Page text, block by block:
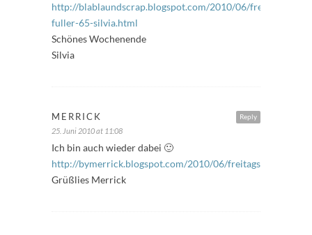
http://blablaundscrap.blogspot.com/2010/06/freitags-
fuller-65-silvia.html
Schönes Wochenende
Silvia
Reply
MERRICK
25. Juni 2010 at 11:08
Ich bin auch wieder dabei 🙂
http://bymerrick.blogspot.com/2010/06/freitagsfuller.html
Grüßlies Merrick